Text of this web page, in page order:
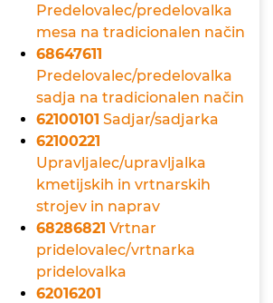
Predelovalec/predelovalka
mesa na tradicionalen način
68647611
Predelovalec/predelovalka
sadja na tradicionalen način
62100101 Sadjar/sadjarka
62100221
Upravljalec/upravljalka
kmetijskih in vrtnarskih
strojev in naprav
68286821 Vrtnar
pridelovalec/vrtnarka
pridelovalka
62016201